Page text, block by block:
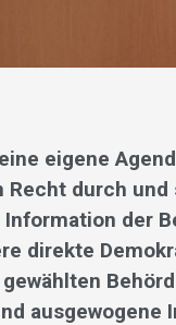
eigene
Recht durch
der
direkte
ausgewogene